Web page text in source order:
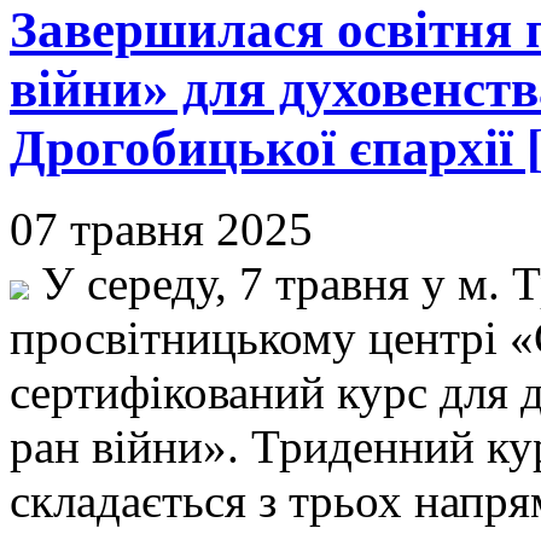
Завершилася
війни» для
Дрогобицької єпархії
07 травня 2025
У середу, 7 травня у м.
просвітницькому центрі
сертифікований курс
ран війни». Триденний
складається з трьох